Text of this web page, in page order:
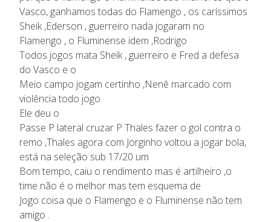
Vasco, ganhamos todas do Flamengo , os caríssimos
Sheik ,Ederson , guerreiro nada jogaram no
Flamengo , o Fluminense idem ,Rodrigo
Todos jogos mata Sheik , guerreiro e Fred a defesa
do Vasco e o
Meio campo jogam certinho ,Nenê marcado com
violência todo jogo
Ele deu o
Passe P lateral cruzar P Thales fazer o gol contra o
remo ,Thales agora com Jorginho voltou a jogar bola,
está na seleção sub 17/20 um
Bom tempo, caiu o rendimento mas é artilheiro ,o
time não é o melhor mas tem esquema de
Jogo coisa que o Flamengo e o Fluminense não tem
amigo .